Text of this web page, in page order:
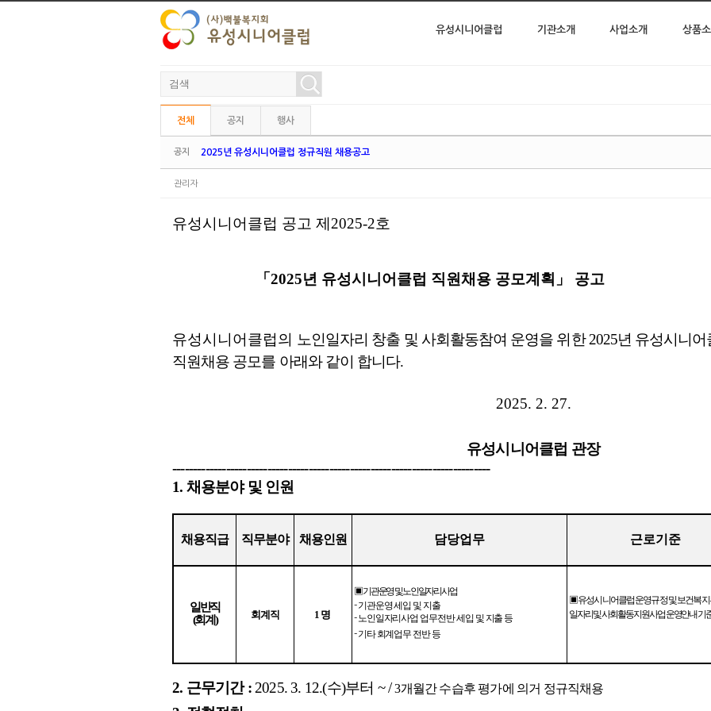
유성시니어클럽 기관소개 사업소개 상품
전체 공지 행사
공지 2025년 유성시니어클럽 정규직원 채용공고
관리자
유성시니어클럽 공고 제 2025-2호
「 2025년 유성시니어클럽 직원채용 공모계획 」 공고
유성시니어클럽의 노인일자리 창출 및 사회활동참여 운영을 위한2025년 유성시니어
직원채용 공모를 아래와 같이 합니다.
2025. 2. 27.
유성시니어클럽 관장
-----------------------------------------------------------------------------
1. 채용분야 및 인원
채용직급 직무분야 채용인원 담당업무 근로기준
일반직
(회계 ) 회계직 1 명
▣기관운영 및 노인일자리사업
-기관운영 세입 및 지출
-노인일자리사업 업무전반 세입 및 지출 등
-기타 회계업무 전반 등
▣유성시니어클럽 운영규정 및 보건복지
일자리 및 사회활동 지원사업 운영안내 기
2. 근무기간: 2025. 3. 12.(수)부터 ~ /3개월간 수습후 평가에 의거 정규직채용
Sketchbook5, 스케치북5
Sketchbook5, 스케치북5